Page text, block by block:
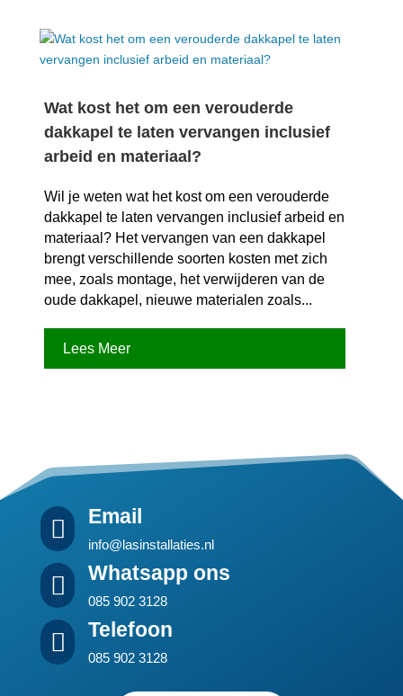
Wat kost het om een verouderde
dakkapel te laten vervangen inclusief
arbeid en materiaal?
Wil je weten wat het kost om een verouderde
dakkapel te laten vervangen inclusief arbeid en
materiaal? Het vervangen van een dakkapel
brengt verschillende soorten kosten met zich
mee, zoals montage, het verwijderen van de
oude dakkapel, nieuwe materialen zoals...
Lees Meer
 Email
info@lasinstallaties.nl
 Whatsapp ons
085 902 3128
 Telefoon
085 902 3128